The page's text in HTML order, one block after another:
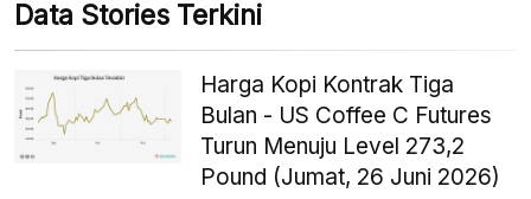
Data Stories Terkini
Harga Kopi Kontrak Tiga
Bulan - US Coffee C Futures
Turun Menuju Level 273,2
Pound (Jumat, 26 Juni 2026)